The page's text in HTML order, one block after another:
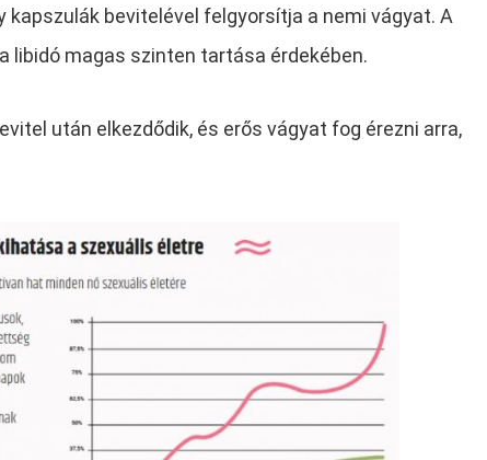
kapszulák bevitelével felgyorsítja a nemi vágyat. A
libidó magas szinten tartása érdekében.
után elkezdődik, és erős vágyat fog érezni arra,